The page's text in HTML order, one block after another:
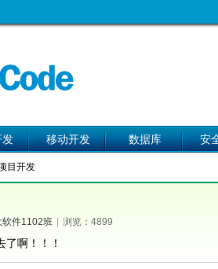
发 移动开发 数据库 安
目开发
软件1102班 浏览：4899
啊！！！